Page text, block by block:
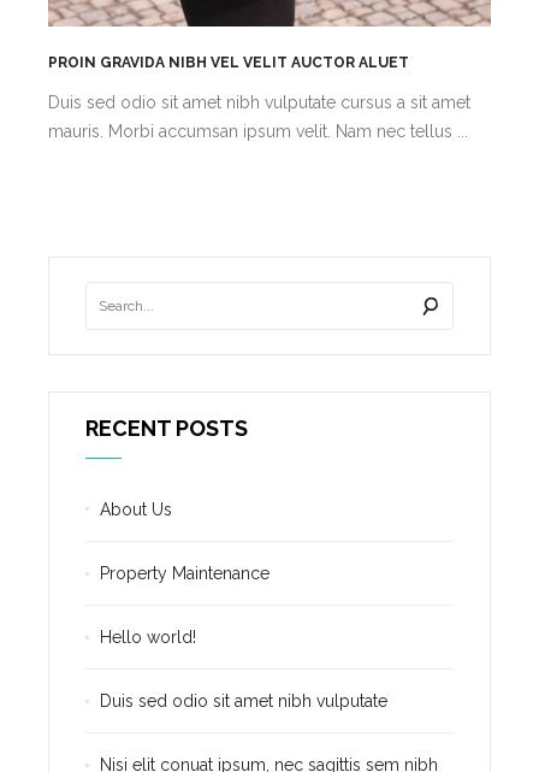
PROIN GRAVIDA NIBH VEL VELIT AUCTOR ALUET
Duis sed odio sit amet nibh vulputate cursus a sit amet
mauris. Morbi accumsan ipsum velit. Nam nec tellus ...
RECENT POSTS
About Us
Property Maintenance
Hello world!
Duis sed odio sit amet nibh vulputate
Nisi elit conuat ipsum, nec sagittis sem nibh